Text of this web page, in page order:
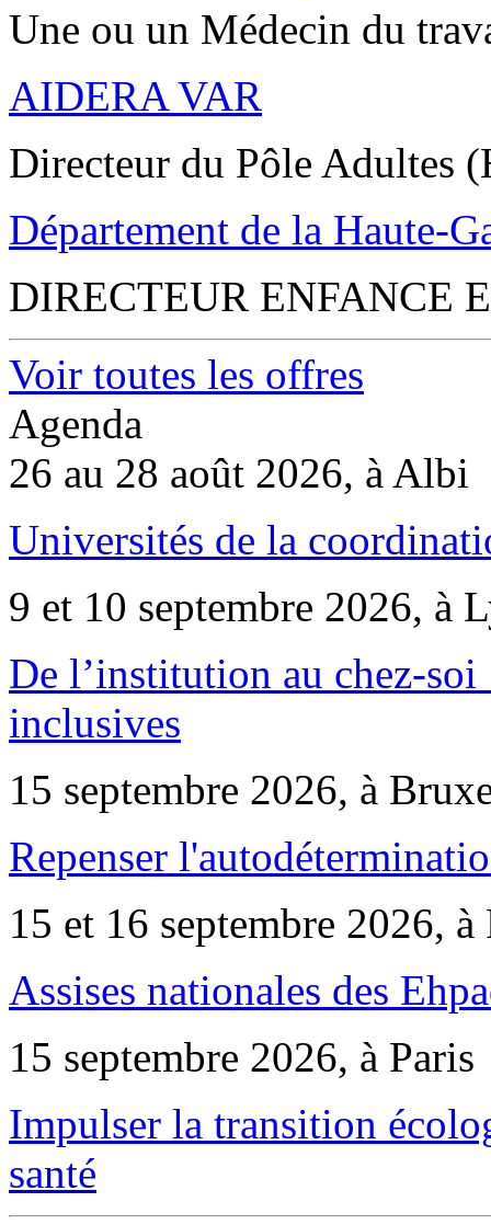
Une ou un Médecin du
AIDERA VAR
Directeur du Pôle Adultes
Département de la Haute-
DIRECTEUR ENFANCE
Voir toutes les offres
Agenda
26 au 28 août 2026, à Albi
Universités de la
9 et 10 septembre 2026, à
De l’institution au chez-
inclusives
15 septembre 2026, à
Repenser
15 et 16 septembre 2026, à
Assises nationales des
15 septembre 2026, à Paris
Impulser la transition
santé